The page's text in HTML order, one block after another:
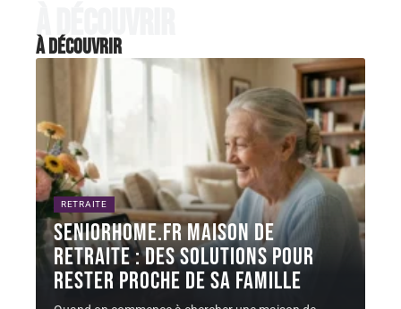
À découvrir
À découvrir
RETRAITE
Seniorhome.fr maison de
retraite : des solutions pour
rester proche de sa famille